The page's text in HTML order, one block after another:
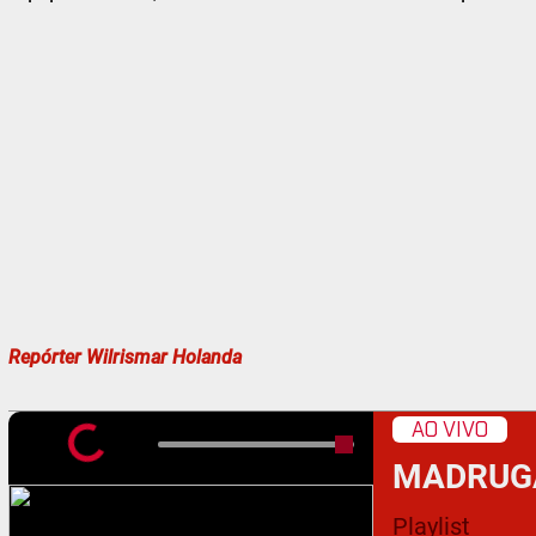
Repórter Wilrismar Holanda
AO VIVO
Playlist